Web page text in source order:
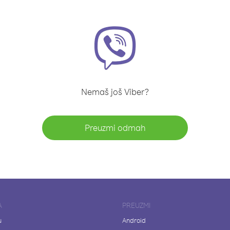
Nemaš još Viber?
Preuzmi odmah
PREUZMI
Android